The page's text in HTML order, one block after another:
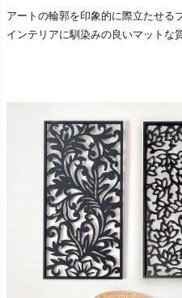
アートの輪郭を印象的に際立たせる
インテリアに馴染みの良いマットな